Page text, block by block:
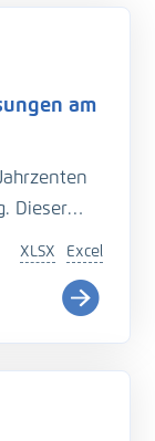
am
Dieser
des
führt. Das
Excel
XLSX